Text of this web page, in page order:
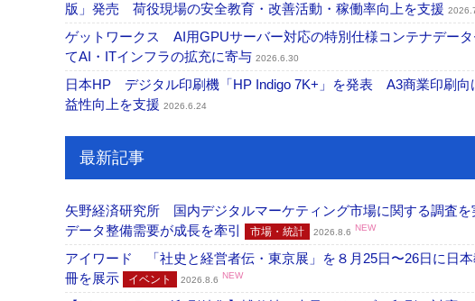
版」発売 荷役現場の安全教育・改善活動・稼働率向上を支援
ゲットワークス AI用GPUサーバー対応の特別仕様コンテナデー
てAI・ITインフラの拡充に寄与 2026.6.30
日本HP デジタル印刷機「HP Indigo 7K+」を発表 A3商業印刷向
益性向上を支援 2026.6.24
最新記事
矢野経済研究所 国内デジタルマーケティング市場に関する調査
データ整備需要が成長を牽引
市場・統計 2026.8.6 NEW
アイワード 「社史と経営者伝・東京展」を８月25日〜26日に日
冊を展示
イベント 2026.8.6 NEW